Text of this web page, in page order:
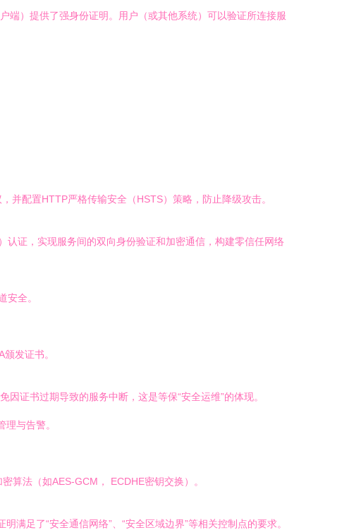
端）提供了强身份证明。用户（或其他系统）可以验证所连接服
并配置HTTP严格传输安全（HSTS）策略，防止降级攻击。
认证，实现服务间的双向身份验证和加密通信，构建零信任网络
安全。
发证书。
证书过期导致的服务中断，这是等保“安全运维”的体现。
与告警。
算法（如AES-GCM， ECDHE密钥交换）。
满足了“安全通信网络”、“安全区域边界”等相关控制点的要求。